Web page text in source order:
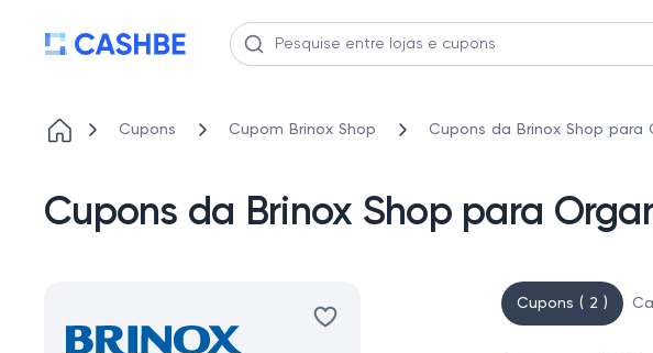
Cupons Cupom Brinox Shop Cupons da Brinox Shop para
Cupons da Brinox Shop para
Cupons ( 2 )